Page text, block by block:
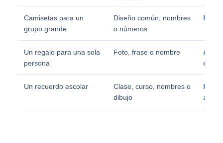
Camisetas para un
grupo grande
Diseño común, nombres
o números
Un regalo para una sola
persona
Foto, frase o nombre
Un recuerdo escolar
Clase, curso, nombres o
dibujo
Fin
al